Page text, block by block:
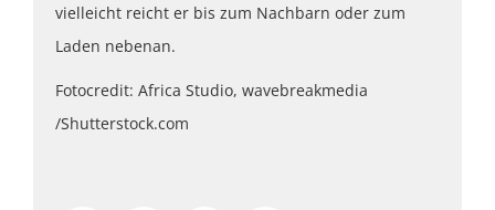
vielleicht reicht er bis zum Nachbarn oder zum
Laden nebenan.
Fotocredit: Africa Studio, wavebreakmedia
/Shutterstock.com